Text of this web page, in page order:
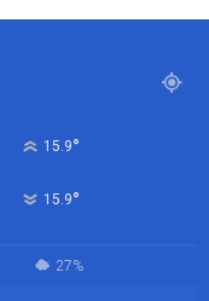
15.9°
15.9°
27%